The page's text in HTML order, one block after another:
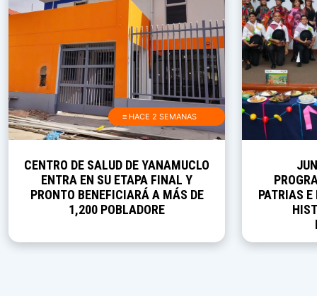
≡ HACE 2 SEMANAS
CENTRO DE SALUD DE YANAMUCLO
ENTRA EN SU ETAPA FINAL Y
PRONTO BENEFICIARÁ A MÁS DE
1,200 POBLADORE
PATRIAS